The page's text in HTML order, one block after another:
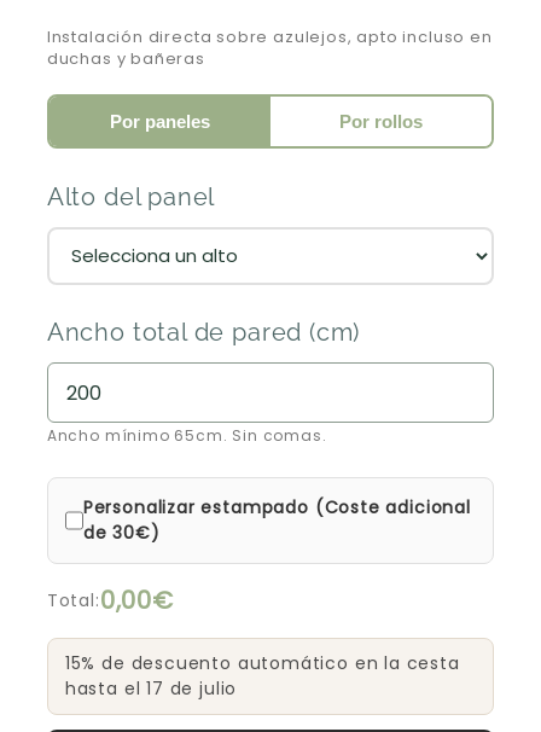
Instalación directa sobre azulejos, apto incluso en
duchas y bañeras
Por paneles Por rollos
Alto del panel
Ancho total de pared (cm)
Ancho mínimo 65cm. Sin comas.
Personalizar estampado (Coste adicional
de 30€)
Total:0,00€
15% de descuento automático en la cesta
hasta el 17 de julio